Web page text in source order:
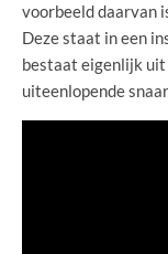
voorbeeld daarvan
Deze staat in een
bestaat eigenlijk uit
uiteenlopende